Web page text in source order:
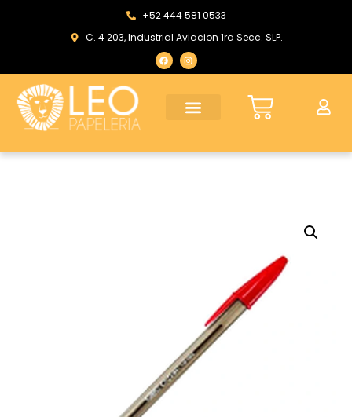
+52 444 581 0533
C. 4 203, Industrial Aviacion 1ra Secc. SLP.